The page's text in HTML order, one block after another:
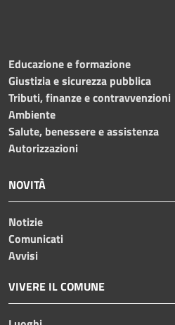
Educazione e formazione
Giustizia e sicurezza pubblica
Tributi, finanze e contravvenzioni
Ambiente
Salute, benessere e assistenza
Autorizzazioni
NOVITÀ
Notizie
Comunicati
Avvisi
VIVERE IL COMUNE